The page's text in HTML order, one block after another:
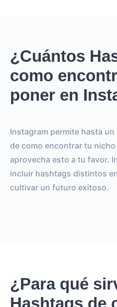
¿Cuántos
como
poner en
Instagram permite hasta
de como encontrar tu
aprovecha esto a tu favor.
incluir hashtags distintos
cultivar un futuro exitoso.
¿Para qué
Hashtags de